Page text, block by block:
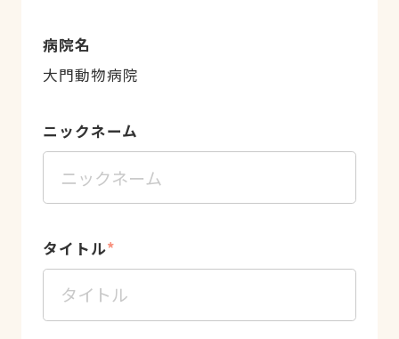
病院名
大門動物病院
ニックネーム
タイトル*